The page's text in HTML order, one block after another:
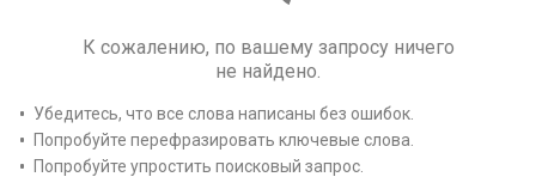
К сожалению, по вашему запросу ничего
не найдено.
Убедитесь, что все слова написаны без ошибок.
Попробуйте перефразировать ключевые слова.
Попробуйте упростить поисковый запрос.